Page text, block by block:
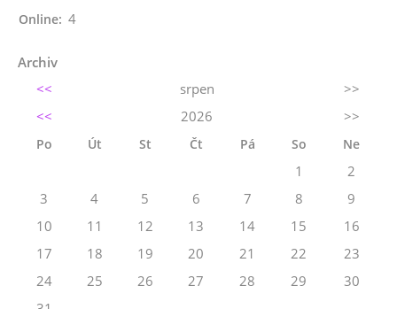
Online: 4
Archiv
<<
srpen
>>
<<
2026 >>
Po Út St Čt Pá So Ne
1
2
3
4 5 6 7 8
9
10
11 12 13 14 15
16
17
18 19 20 21 22
23
24
25 26 27 28 29
30